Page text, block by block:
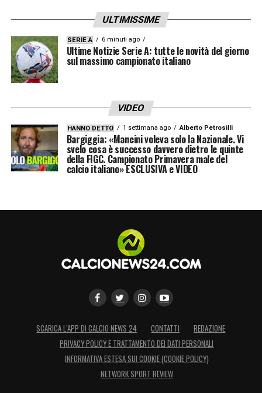
ULTIMISSIME
SERIE A 6 minuti ago
Ultime Notizie Serie A: tutte le novità del giorno
sul massimo campionato italiano
VIDEO
HANNO DETTO 1 settimana ago Alberto Petrosilli
Bargiggia: «Mancini voleva solo la Nazionale. Vi
svelo cosa è successo davvero dietro le quinte
della FIGC. Campionato Primavera male del
calcio italiano» ESCLUSIVA e VIDEO
SCARICA L’APP DI CALCIO NEWS 24 CONTATTI
REDAZIONE
PRIVACY POLICY E TRATTAMENTO DEI DATI PERSONALI
INFORMATIVA ESTESA SUI COOKIE (COOKIE POLICY)
NETWORK SPORT REVIEW